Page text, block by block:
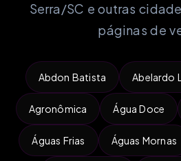
Serra/SC e outras
páginas de
Abdon Batista Abelardo
Agronômica Água Doce
Águas Frias Águas Mornas